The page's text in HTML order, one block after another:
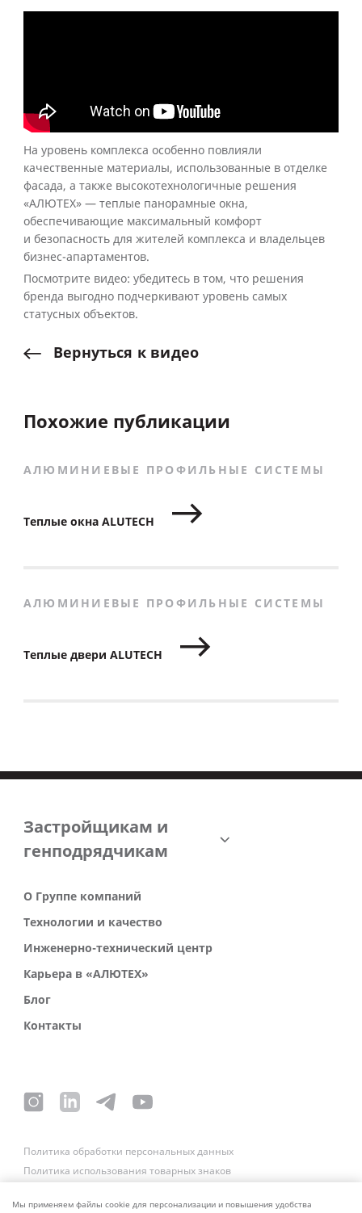
На уровень комплекса особенно повлияли
качественные материалы, использованные в отделке
фасада, а также высокотехнологичные решения
«АЛЮТЕХ» — теплые панорамные окна,
обеспечивающие максимальный комфорт
и безопасность для жителей комплекса и владельцев
бизнес-апартаментов.
Посмотрите видео: убедитесь в том, что решения
бренда выгодно подчеркивают уровень самых
статусных объектов.
Вернуться к видео
Похожие публикации
АЛЮМИНИЕВЫЕ ПРОФИЛЬНЫЕ СИСТЕМЫ
Теплые окна ALUTECH
АЛЮМИНИЕВЫЕ ПРОФИЛЬНЫЕ СИСТЕМЫ
Теплые двери ALUTECH
Застройщикам и
генподрядчикам
О Группе компаний
Технологии и качество
Инженерно-технический центр
Карьера в «АЛЮТЕХ»
Блог
Контакты
Политика обработки персональных данных
Политика использования товарных знаков
Мы применяем файлы cookie для персонализации и повышения удобства